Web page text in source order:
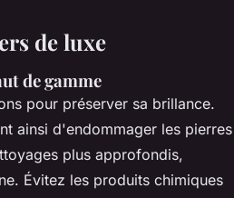
de luxe
de gamme
pour préserver sa brillance.
ainsi d'endommager les pierres
plus approfondis,
Évitez les produits chimiques